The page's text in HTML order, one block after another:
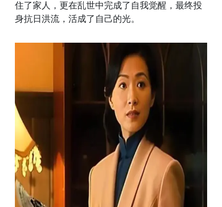
住了家人，更在乱世中完成了自我觉醒，最终投
身抗日洪流，活成了自己的光。